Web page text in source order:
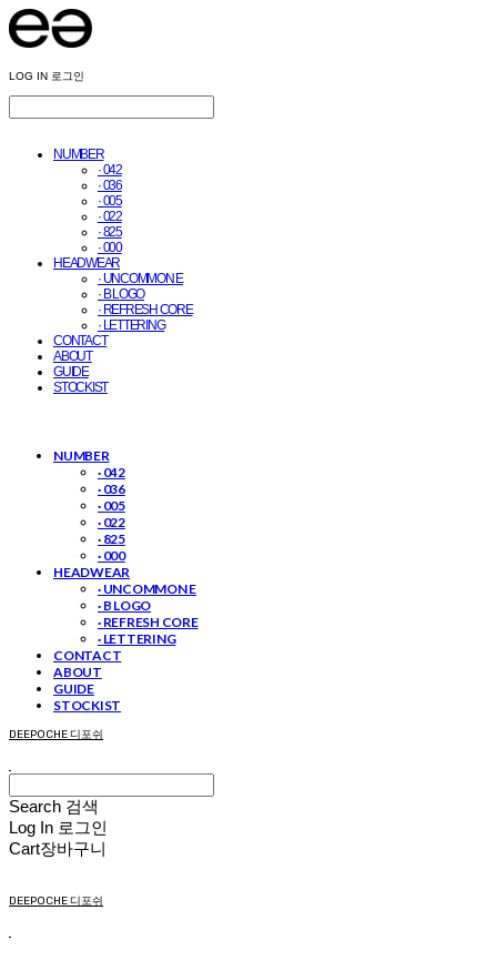
LOG IN 로그인
NUMBER
· 042
· 036
· 005
· 022
· 825
· 000
HEADWEAR
· UNCOMMON E
· B LOGO
· REFRESH CORE
· LETTERING
CONTACT
ABOUT
GUIDE
STOCKIST
NUMBER
· 042
· 036
· 005
· 022
· 825
· 000
HEADWEAR
· UNCOMMON E
· B LOGO
· REFRESH CORE
· LETTERING
CONTACT
ABOUT
GUIDE
STOCKIST
DEEPOCHE 디포쉬
Search 검색
Log In 로그인
Cart장바구니
DEEPOCHE 디포쉬